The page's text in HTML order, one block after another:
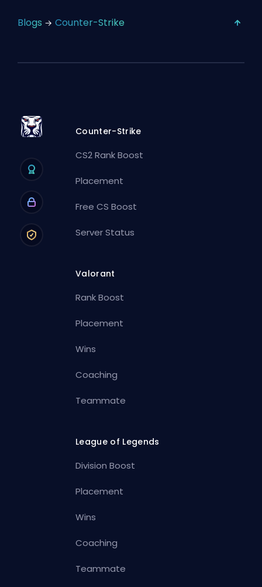
Blogs Counter-Strike
Counter-Strike
CS2 Rank Boost
Placement
Free CS Boost
Server Status
Valorant
Rank Boost
Placement
Wins
Coaching
Teammate
League of Legends
Division Boost
Placement
Wins
Coaching
Teammate